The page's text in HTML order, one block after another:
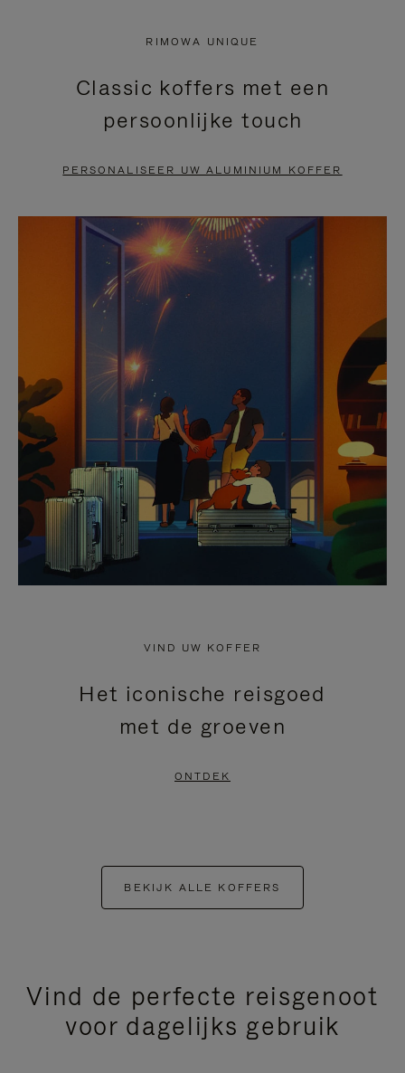
DRUK
OM
PAUZEREN
VIDEO
IS
UITGESCHAKELD.
HIER
OM
HET
DEMPEN
OP
TE
HEFFEN
RIMOWA UNIQUE
Classic koffers met een
persoonlijke touch
PERSONALISEER UW ALUMINIUM KOFFER
VIND UW KOFFER
Het iconische reisgoed
met de groeven
ONTDEK
BEKIJK ALLE KOFFERS
Vind de perfecte reisgenoot
voor dagelijks gebruik